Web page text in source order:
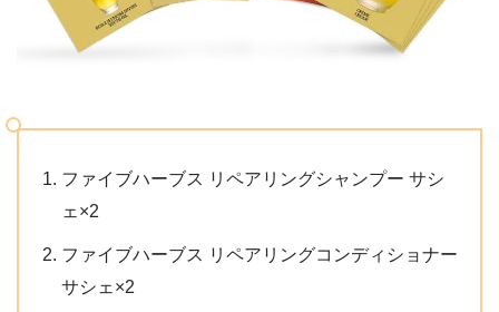
ファイブハーブス リペアリングシャンプー サシ
ェ×2
ファイブハーブス リペアリングコンディショナー
サシェ×2